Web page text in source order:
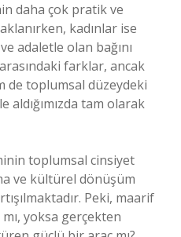
daha çok pratik ve
kadınlar ise
adaletle olan bağını
farklar, ancak
de toplumsal düzeydeki
tam olarak
toplumsal cinsiyet
ve kültürel dönüşüm
Peki, maarif
yoksa gerçekten